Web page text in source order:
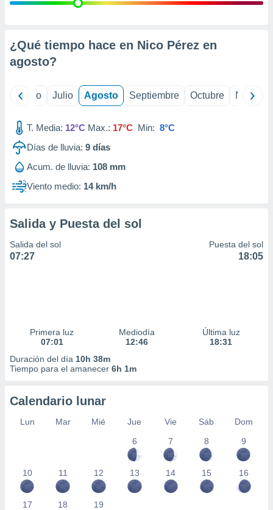
e
mediante
publicidad
de
1199
¿Qué tiempo hace en Nico Pérez en
agosto?
Junio Julio Agosto Septiembre Octubre
T. Media: 12°C Max.: 17°C Min: 8°C
Días de lluvia: 9 días
Acum. de lluvia: 108 mm
Viento medio: 14 km/h
Salida y Puesta del sol
Salida del sol
07:27
Puesta del sol
18:05
Primera luz
07:01
Mediodía
12:46
Última luz
18:31
Duración del día 10h 38m
Tiempo para el amanecer 6h 1m
Calendario lunar
Lun Mar Mié Jue Vie Sáb
Dom
6
7 8 9
10 11 12 13 14 15 16
17 18 19